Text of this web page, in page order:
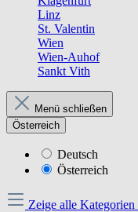
Linz
St. Valentin
Wien
Wien-Auhof
Sankt Vith
Menü schließen
Österreich
Deutsch
Österreich
Zeige alle Kategorien